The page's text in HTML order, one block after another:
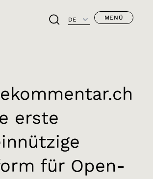
DE MENÜ
erste
für Open-